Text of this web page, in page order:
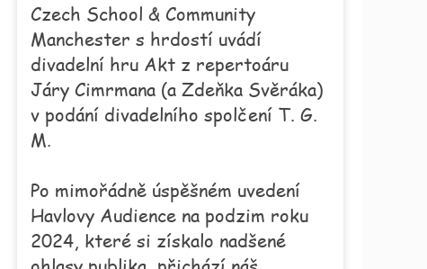
Czech School & Community
Manchester s hrdostí uvádí
divadelní hru Akt z repertoáru
Járy Cimrmana (a Zdeňka Svěráka)
v podání divadelního spolčení T. G.
M.
Po mimořádně úspěšném uvedení
Havlovy Audience na podzim roku
2024, které si získalo nadšené